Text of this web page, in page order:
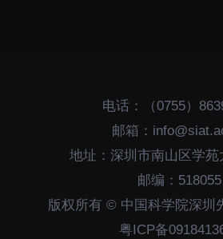
电话：（0755）
邮箱：
地址：深圳市南山区学苑
邮编：518055
版权所有 © 中国科学院深圳
粤ICP备